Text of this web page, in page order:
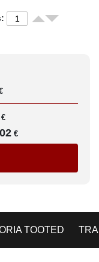
€
€
TOOTED